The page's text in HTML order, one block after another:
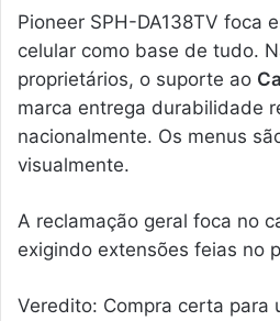
Pioneer SPH-DA138TV foca
celular como base de tudo.
proprietários, o suporte ao
marca entrega durabilidade
nacionalmente. Os menus
visualmente.
A reclamação geral foca no
exigindo extensões feias no
Veredito: Compra certa para